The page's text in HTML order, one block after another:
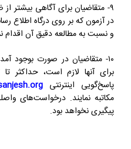
۹- متقاضیان برای آگاهی بیشتر
در آزمون که بر روی درگاه اطلاع
و نسبت به مطالعه دقیق آن اقدام
۱۰- متقاضیان در صورت بوجود
پاسخ‌گویی اینترنتی
مکاتبه نمایند. درخواست‌های
پیگیری نخواهد بود.